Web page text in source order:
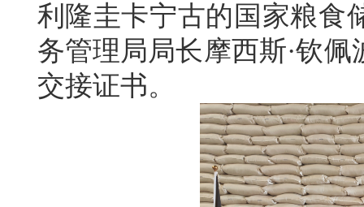
利隆圭卡宁古的国家粮食
务管理局局长摩西斯·钦
交接证书。